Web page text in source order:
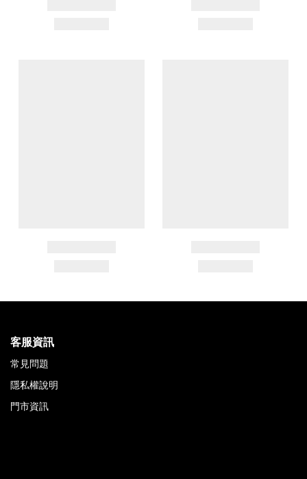
客服資訊
常見問題
隱私權說明
門市資訊